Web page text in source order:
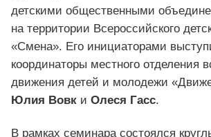
детскими общественными
на территории Всероссийского
«Смена». Его инициаторами
координаторы местного отделения
движения детей и молодежи
Юлия Вовк и Олеся Гасс.
В рамках семинара состоялся